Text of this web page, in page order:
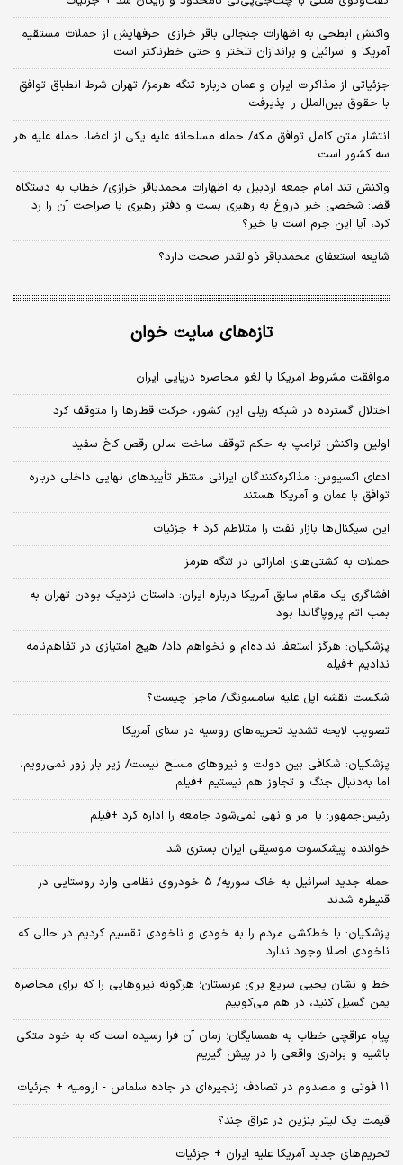
واکنش ابطحی به اظهارات جنجالی باقر خرازی؛ حرفهایش از حملات مستقیم
آمریکا و اسرائیل و براندازان تلختر و حتی خطرناکتر است
جزئیاتی از مذاکرات ایران و عمان درباره تنگه هرمز/ تهران شرط انطباق توافق
با حقوق بین‌الملل را پذیرفت
انتشار متن کامل توافق مکه/ حمله مسلحانه علیه یکی از اعضا، حمله علیه هر
سه کشور است
واکنش تند امام جمعه اردبیل به اظهارات محمدباقر خرازی/ خطاب به دستگاه
قضا: شخصی خبر دروغ به رهبری بست و دفتر رهبری با صراحت آن را رد
کرد، آیا این جرم است یا خیر؟
شایعه استعفای محمدباقر ذوالقدر صحت دارد؟
تازه‌های سایت خوان
موافقت مشروط آمریکا با لغو محاصره دریایی ایران
اختلال گسترده در شبکه ریلی این کشور، حرکت قطارها را متوقف کرد
اولین واکنش ترامپ به حکم توقف ساخت سالن رقص کاخ سفید
ادعای اکسیوس: مذاکره‌کنندگان ایرانی منتظر تأییدهای نهایی داخلی درباره
توافق با عمان و آمریکا هستند
این سیگنال‌ها بازار نفت را متلاطم کرد + جزئیات
حملات به کشتی‌های اماراتی در تنگه هرمز
افشاگری یک مقام سابق آمریکا درباره ایران: داستان نزدیک بودن تهران به
بمب اتم پروپاگاندا بود
پزشکیان: هرگز استعفا نداده‌ام و نخواهم داد/ هیچ امتیازی در تفاهم‌نامه
ندادیم +فیلم
شکست نقشه اپل علیه سامسونگ/ ماجرا چیست؟
تصویب لایحه تشدید تحریم‌های روسیه در سنای آمریکا
پزشکیان: شکافی بین دولت و نیروهای مسلح نیست/ زیر بار زور نمی‌رویم،
اما به‌دنبال جنگ و تجاوز هم نیستیم +فیلم
رئیس‌جمهور: با امر و نهی نمی‌شود جامعه را اداره کرد +فیلم
خواننده پیشکسوت موسیقی ایران بستری شد
حمله جدید اسرائیل به خاک سوریه/ ۵ خودروی نظامی وارد روستایی در
قنیطره شدند
پزشکیان: با خط‌کشی مردم را به خودی و ناخودی تقسیم کردیم در حالی که
ناخودی اصلا وجود ندارد
خط و نشان یحیی سریع برای عربستان؛ هرگونه نیروهایی را که برای محاصره
یمن گسیل کنید، در هم می‌کوبیم
پیام عراقچی خطاب به همسایگان؛ زمان آن فرا رسیده است که به خود متکی
باشیم و برادری واقعی را در پیش گیریم
۱۱ فوتی و مصدوم در تصادف زنجیره‌ای در جاده سلماس - ارومیه + جزئیات
قیمت یک لیتر بنزین در عراق چند؟
تحریم‌های جدید آمریکا علیه ایران + جزئیات